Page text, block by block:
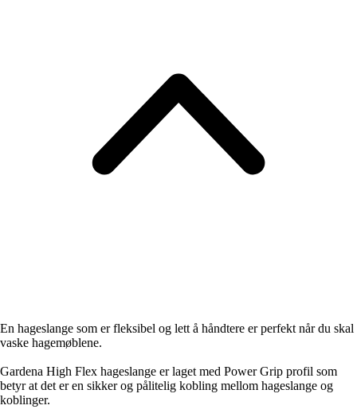
En hageslange som er fleksibel og lett å håndtere er perfekt når du skal
vaske hagemøblene.
Gardena High Flex hageslange er laget med Power Grip profil som
betyr at det er en sikker og pålitelig kobling mellom hageslange og
koblinger.